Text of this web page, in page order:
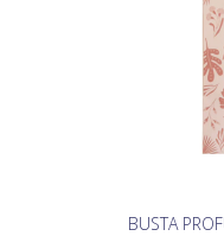
BUSTA